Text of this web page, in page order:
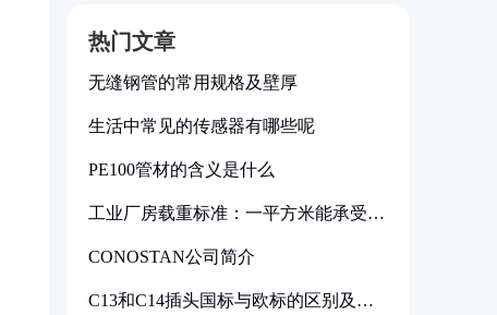
热门文章
无缝钢管的常用规格及壁厚
生活中常见的传感器有哪些呢
PE100管材的含义是什么
工业厂房载重标准：一平方米能承受多
CONOSTAN公司简介
C13和C14插头国标与欧标的区别及其